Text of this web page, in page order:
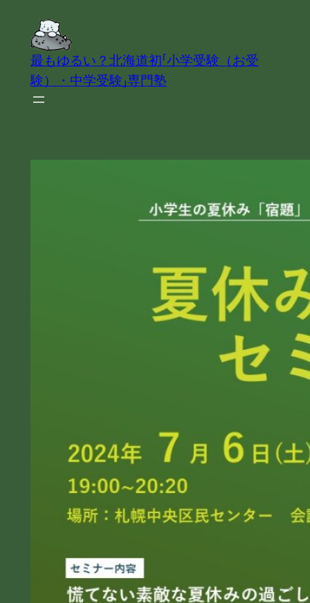
最もゆるい？北海道初「小学受験（お受
験）・中学受験」専門塾